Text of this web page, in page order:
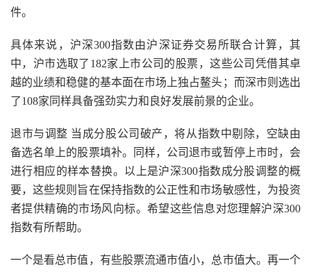
件。
具体来说，沪深300指数由沪深证券交易所联合计算，其
中，沪市选取了182家上市公司的股票，这些公司凭借其卓
越的业绩和稳健的基本面在市场上独占鳌头；而深市则选出
了108家同样具备强劲实力和良好发展前景的企业。
退市与调整 当成分股公司破产，将从指数中剔除，空缺由
备选名单上的股票填补。同样，公司退市或暂停上市时，会
进行相应的样本替换。以上是沪深300指数成分股调整的概
要，这些规则旨在保持指数的公正性和市场敏感性，为投资
者提供精确的市场风向标。希望这些信息对您理解沪深300
指数有所帮助。
一个是看总市值，有些股票流通市值小，总市值大。再一个